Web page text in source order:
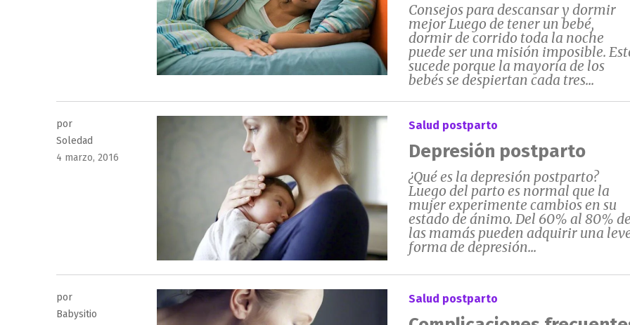
Consejos para descansar y dormir
mejor Luego de tener un bebé,
dormir de corrido toda la noche
puede ser una misión imposible.
sucede porque la mayoría de los
bebés se despiertan cada tres...
por
Soledad
Publicado
4 marzo, 2016
Salud postparto
Depresión postparto
¿Qué es la depresión postparto?
Luego del parto es normal que la
mujer experimente cambios en su
estado de ánimo. Del 60% al 80% de
las mamás pueden adquirir una
forma de depresión...
por
Babysitio
Salud postparto